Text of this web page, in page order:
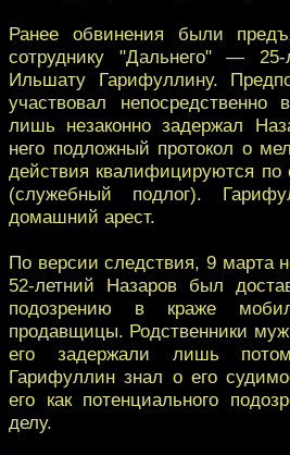
Ранее обвинения были
сотруднику "Дальнего" — 25-
Ильшату Гарифуллину.
участвовал непосредственно
лишь незаконно задержал
него подложный протокол о
действия квалифицируются
(служебный подлог).
домашний арест.
По версии следствия, 9 марта
52-летний Назаров был
подозрению в краже
продавщицы. Родственники
его задержали лишь
Гарифуллин знал о его
его как потенциального
делу.